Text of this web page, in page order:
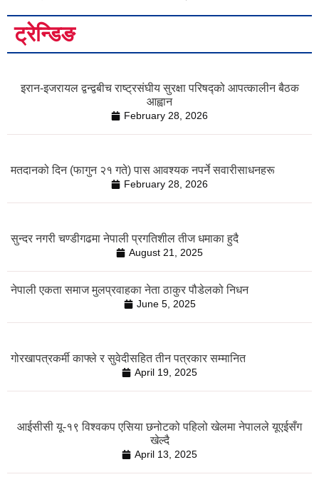
ट्रेन्डिङ
इरान-इजरायल द्वन्द्वबीच राष्ट्रसंघीय सुरक्षा परिषद्को आपत्कालीन बैठक
आह्वान
February 28, 2026
मतदानको दिन (फागुन २१ गते) पास आवश्यक नपर्ने सवारीसाधनहरू
February 28, 2026
सुन्दर नगरी चण्डीगढमा नेपाली प्रगतिशील तीज धमाका हुदै
August 21, 2025
नेपाली एकता समाज मुलप्रवाहका नेता ठाकुर पौडेलको निधन
June 5, 2025
गोरखापत्रकर्मी काफ्ले र सुवेदीसहित तीन पत्रकार सम्मानित
April 19, 2025
आईसीसी यू-१९ विश्वकप एसिया छनोटको पहिलो खेलमा नेपालले यूएईसँग
खेल्दै
April 13, 2025